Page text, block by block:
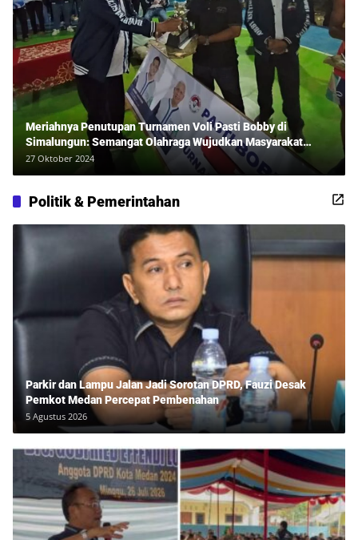
Meriahnya Penutupan Turnamen Voli Pasti Bobby di
Simalungun: Semangat Olahraga Wujudkan Masyarakat
Sehat Bersama Erwan Rozadi dan Ribuan Penonton!
27 Oktober 2024
Politik & Pemerintahan
Parkir dan Lampu Jalan Jadi Sorotan DPRD, Fauzi Desak
Pemkot Medan Percepat Pembenahan
5 Agustus 2026